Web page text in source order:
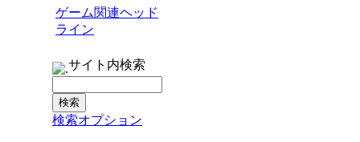
ゲーム関連ヘッド
ライン
サイト内検索
検索オプション